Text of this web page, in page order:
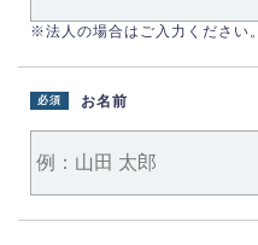
※法人の場合はご入力ください。
お名前
必須